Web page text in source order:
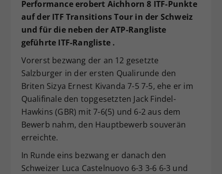
Performance erobert Aichhorn 8 ITF-Punkte
auf der ITF Transitions Tour in der Schweiz
und für die neben der ATP-Rangliste
geführte ITF-Rangliste .
Vorerst bezwang der an 12 gesetzte
Salzburger in der ersten Qualirunde den
Briten Sizya Ernest Kivanda 7-5 7-5, ehe er im
Qualifinale den topgesetzten Jack Findel-
Hawkins (GBR) mit 7-6(5) und 6-2 aus dem
Bewerb nahm, den Hauptbewerb souverän
erreichte.
In Runde eins bezwang er danach den
Schweizer Luca Castelnuovo 6-3 3-6 6-3 und
Zweck
Dieser Wert speichert Ihre Consent-
Einstellungen. Unter anderem eine
zufällig generierte ID, für die
historische Speicherung Ihrer
vorgenommen Einstellungen, falls der
Webseiten-Betreiber dies eingestellt
hat.